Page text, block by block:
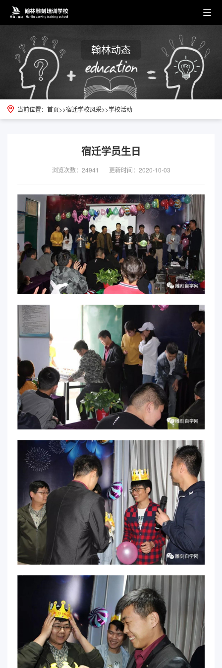
翰林动态
当前位置： 首页>>宿迁学校风采>>学校活动
宿迁学员生日
浏览次数：24941 更新时间：2020-10-03